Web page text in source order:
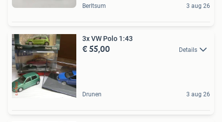
Berltsum 3 aug 26
3x VW Polo 1:43
€ 55,00 Details
Drunen 3 aug 26